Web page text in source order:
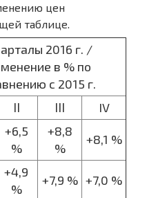
цен
таблице.
2016 г. /
в % по
с 2015 г.
ІІ ІІІ
IV
+6,5
%
+8,8
%
+8,1 %
+4,9
%
+7,9 % +7,0 %